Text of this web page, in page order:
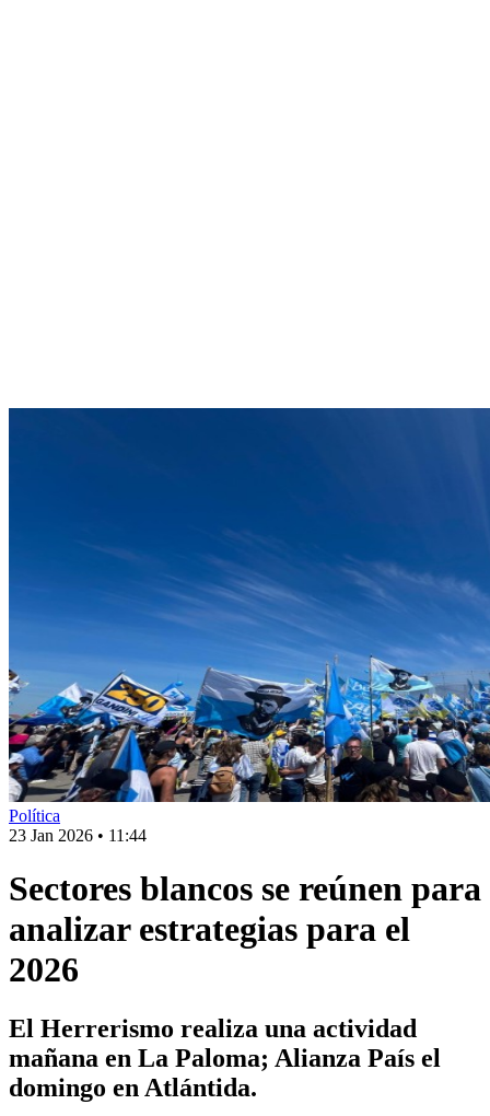
Política
23 Jan 2026 • 11:44
Sectores blancos se reúnen para
analizar estrategias para el
2026
El Herrerismo realiza una actividad
mañana en La Paloma; Alianza País el
domingo en Atlántida.